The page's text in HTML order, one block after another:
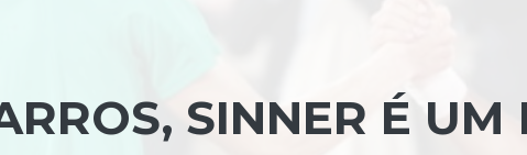
SINNER É UM